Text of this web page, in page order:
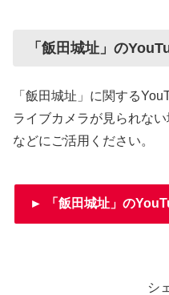
「飯田城址」の
「飯田城址」に関する
ライブカメラが見られな
などにご活用ください。
► 「飯田城址」の
シ